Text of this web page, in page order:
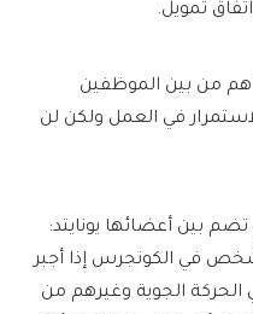
تمويل.
مراقبو الحركة الجوية وضباط TSA هم من بين الموظفين
في العمل ولكن لن
بين أعضائها يونايتد:
في الكونجرس إذا أجبر
الحركة الجوية وغيرهم من